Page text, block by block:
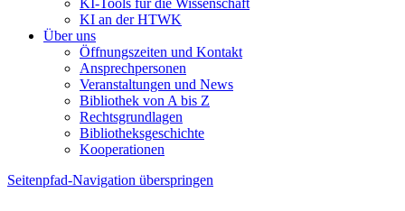
KI-Tools für die Wissenschaft
KI an der HTWK
Über uns
Öffnungszeiten und Kontakt
Ansprechpersonen
Veranstaltungen und News
Bibliothek von A bis Z
Rechtsgrundlagen
Bibliotheksgeschichte
Kooperationen
Seitenpfad-Navigation überspringen